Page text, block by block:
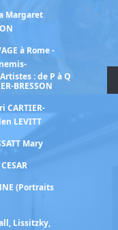
Margaret
à Rome -
BRESSON
CARTIER-
LEVITT
Mary
(Portraits
Lissitzky,
Artistes : de P à Q